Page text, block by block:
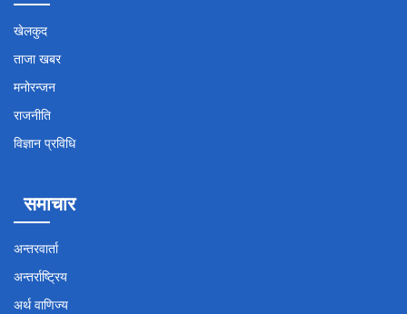
खेलकुद
ताजा खबर
मनोरन्जन
राजनीति
विज्ञान प्रविधि
समाचार
अन्तरवार्ता
अन्तर्राष्ट्रिय
अर्थ वाणिज्य